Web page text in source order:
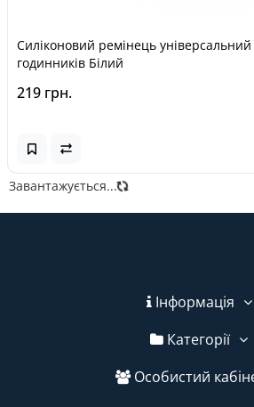
Силіконовий ремінець
годинників Білий
219 грн.
Завантажується...
Інформація
Категорії
Особистий